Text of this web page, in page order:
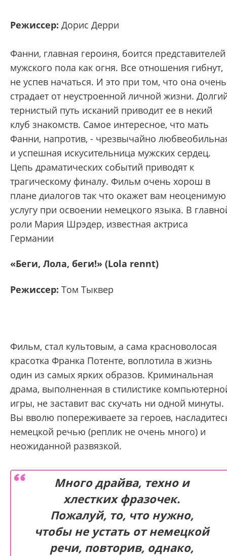
Режиссер: Дорис Дерри
Фанни, главная героиня, боится представителей
мужского пола как огня. Все отношения гибнут,
не успев начаться. И это при том, что она очень
страдает от неустроенной личной жизни.
тернистый путь исканий приводит ее в некий
клуб знакомств. Самое интересное, что мать
Фанни, напротив, - чрезвычайно
и успешная искусительница мужских сердец.
Цепь драматических событий приводят к
трагическому финалу. Фильм очень хорош в
плане диалогов так что окажет вам неоценимую
услугу при освоении немецкого языка. В
роли Мария Шрэдер, известная актриса
Германии
«Беги, Лола, беги!» (Lola rennt)
Режиссер: Том Тыквер
Фильм, стал культовым, а сама красноволосая
красотка Франка Потенте, воплотила в жизнь
один из самых ярких образов. Криминальная
драма, выполненная в стилистике
игры, не заставит вас скучать ни одной минуты.
Вы вволю попереживаете за героев,
немецкой речью (реплик не очень много) и
неожиданной развязкой.
Много драйва, техно и
хлестких фразочек.
Пожалуй, то, что нужно,
чтобы не устать от немецкой
речи, повторив, однако,